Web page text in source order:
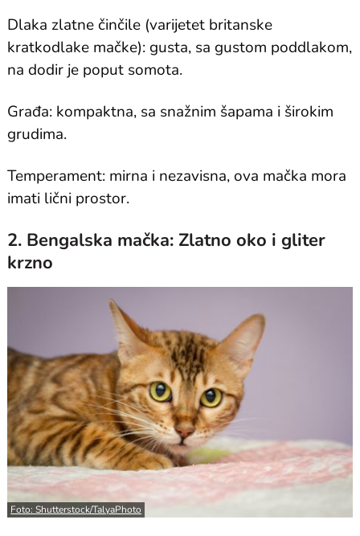
Dlaka zlatne činčile (varijetet britanske
kratkodlake mačke): gusta, sa gustom poddlakom,
na dodir je poput somota.
Građa: kompaktna, sa snažnim šapama i širokim
grudima.
Temperament: mirna i nezavisna, ova mačka mora
imati lični prostor.
2. Bengalska mačka: Zlatno oko i gliter
krzno
Foto: Shutterstock/TalyaPhoto